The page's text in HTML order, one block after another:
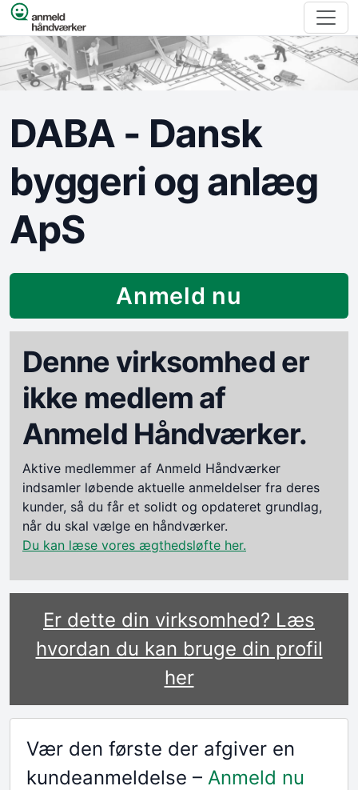
Spring til indhold
DABA - Dansk
byggeri og anlæg
ApS
Anmeld nu
Denne virksomhed er
ikke medlem af
Anmeld Håndværker.
Aktive medlemmer af Anmeld Håndværker
indsamler løbende aktuelle anmeldelser fra deres
kunder, så du får et solidt og opdateret grundlag,
når du skal vælge en håndværker.
Du kan læse vores ægthedsløfte her.
Er dette din virksomhed? Læs
hvordan du kan bruge din profil
her
Vær den første der afgiver en
kundeanmeldelse – Anmeld nu